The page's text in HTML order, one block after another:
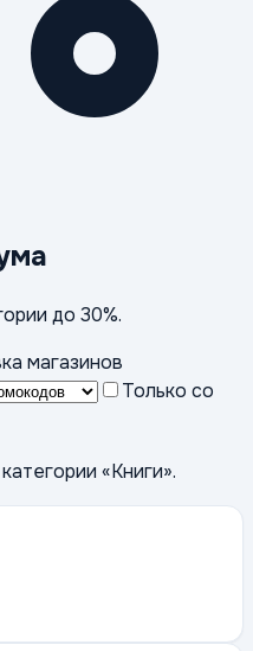
до 30%.
магазинов
Только со
«Книги».